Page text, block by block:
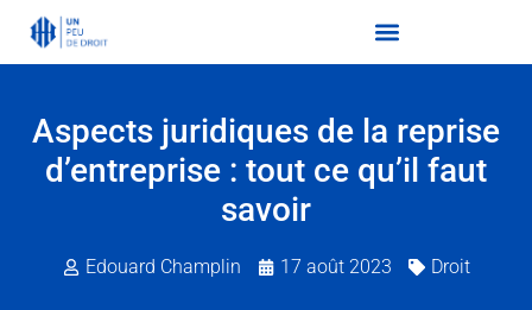
Aspects juridiques de la reprise
d’entreprise : tout ce qu’il faut
savoir
Edouard Champlin 17 août 2023 Droit